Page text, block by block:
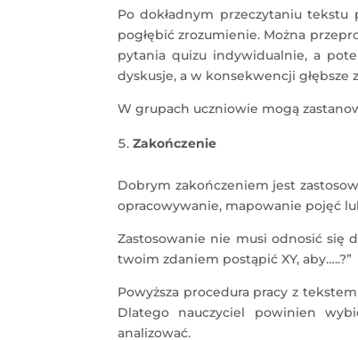
Po dokładnym przeczytaniu
pogłębić zrozumienie. Można
pytania quizu indywidualnie, a
dyskusje, a w konsekwencji głębsze
W grupach uczniowie mogą
Zakończenie
Dobrym zakończeniem jest
opracowywanie, mapowanie pojęć
Zastosowanie nie musi odnosić się
twoim zdaniem postąpić XY, aby…..?”
Powyższa procedura pracy z
Dlatego nauczyciel powinien
analizować.